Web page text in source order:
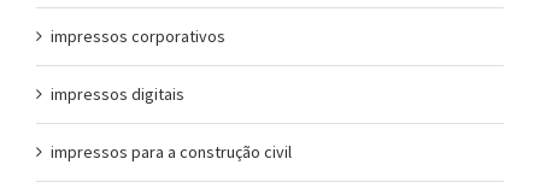
impressos corporativos
impressos digitais
impressos para a construção civil